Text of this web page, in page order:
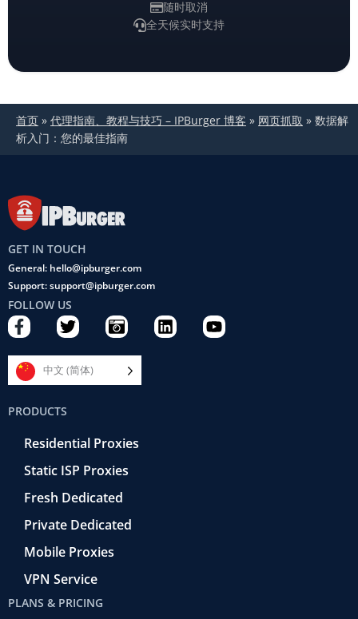
随时取消
全天候实时支持
首页 » 代理指南、教程与技巧 – IPBurger 博客 » 网页抓取 » 数据解
析入门：您的最佳指南
GET IN TOUCH
General: hello@ipburger.com
Support: support@ipburger.com
FOLLOW US
F
a
c
e
b
o
o
k
T
w
i
t
t
C
a
m
r
e
t
r
o
L
i
Y
o
中文 (简体)
PRODUCTS
Residential Proxies
Static ISP Proxies
Fresh Dedicated
Private Dedicated
Mobile Proxies
VPN Service
PLANS & PRICING